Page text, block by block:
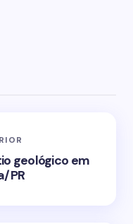
geológico em
PR